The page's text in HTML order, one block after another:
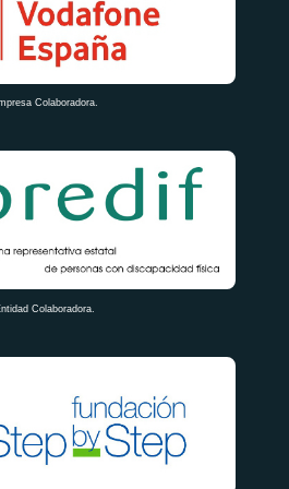
Colaboradora.
Colaboradora.